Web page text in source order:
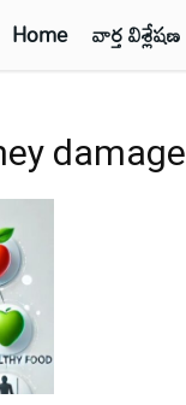
Home వార్త విశ్లేషణ